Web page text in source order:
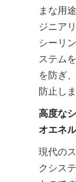
まな用
ジニア
シーリ
ステム
を防ぎ
防止しま
高度な
オエネ
現代の
クシス